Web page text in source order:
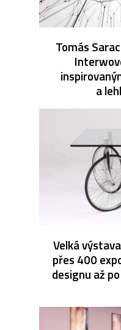
Tomás
a
Velká
přes 400
designu až